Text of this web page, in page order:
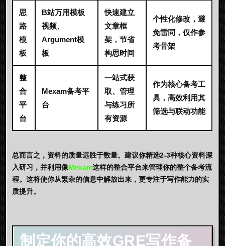
思
路
模
板
B站万用模板
视频、
Argument模
板
快速建立
文章框
架，节省
构思时间
个性化修改，避
免雷同，仅作参
考骨架
整
合
平
台
Mexam备考平
台
一站式获
取、管理
与练习所
有资源
作为核心备考工
具，高效利用其
筛选与联动功能
总而言之，资料的质量远胜于数量。建议你精选2-3种核心资料深
入研习，并利用像Mexam这样的整合平台来管理你的整个备考流
程。这将使你从繁杂的信息中解放出来，更专注于写作能力的实
质提升。
制定你的高效GRE写作备